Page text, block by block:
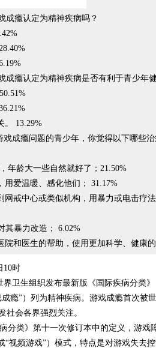
瘾认定为精神疾病吗？
瘾认定为精神疾病是否有利于青少年
13.29%
成瘾问题的青少年，你觉得以下哪些
年龄大一些自然就好了；21.50%
爱温暖、感化他们； 31.17%
戒中心或类似机构，用暴力或电击疗
暴力改造； 6.02%
和医生的帮助，使用更加科学、健康的
10时
卫生组织发布最新版《国际疾病分类
瘾”）列为精神疾病。游戏成瘾首次被
社会各界强烈关注。
分类》第十一次修订本中的定义，游戏
“视频游戏”）模式，特点是对游戏失去